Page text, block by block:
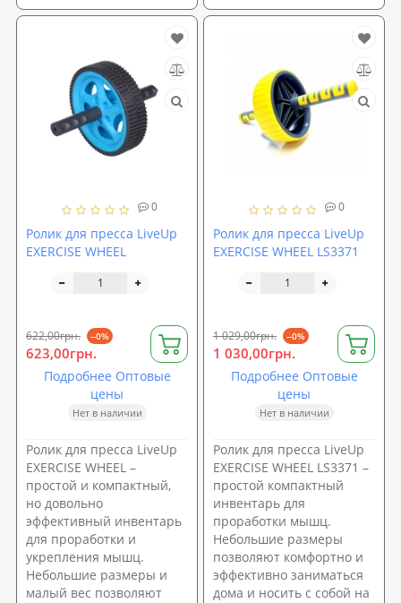
0
Ролик для пресса LiveUp
EXERCISE WHEEL
622,00грн. --0%
623,00грн.
Подробнее Оптовые
цены
Нет в наличии
Ролик для пресса LiveUp
EXERCISE WHEEL –
простой и компактный,
но довольно
эффективный инвентарь
для проработки и
укрепления мышц.
Небольшие размеры и
малый вес позволяют
0
Ролик для пресса LiveUp
EXERCISE WHEEL LS3371
1 029,00грн. --0%
1 030,00грн.
Подробнее Оптовые
цены
Нет в наличии
Ролик для пресса LiveUp
EXERCISE WHEEL LS3371 –
простой компактный
инвентарь для
проработки мышц.
Небольшие размеры
позволяют комфортно и
эффективно заниматься
дома и носить с собой на